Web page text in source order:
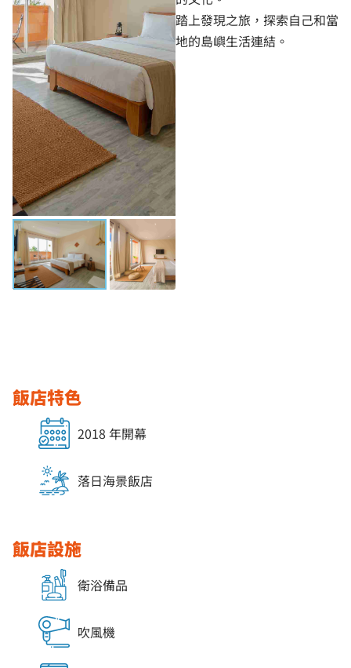
踏上發現之旅，探索自己和當
地的島嶼生活連結。
飯店特色
2018 年開幕
落日海景飯店
飯店設施
衛浴備品
吹風機